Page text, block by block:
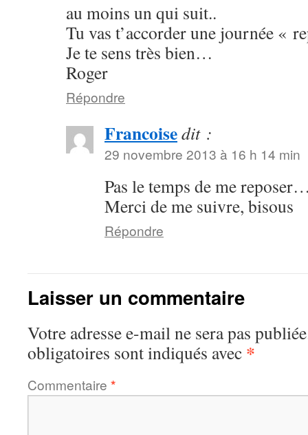
au moins un qui suit..
Tu vas t’accorder une journée «
Je te sens très bien…
Roger
Répondre
Francoisedit :
29 novembre 2013 à 16 h 14 min
Pas le temps de me
Merci de me suivre, bisous
Répondre
Laisser un commentaire
Votre adresse e-mail ne sera pas
obligatoires sont indiqués avec *
Commentaire *